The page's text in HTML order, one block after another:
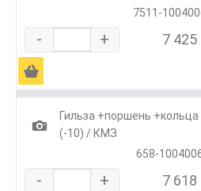
7511-
- + 7 425
Ä
1
Гильза +поршень
(-10) / КМЗ
658-
- + 7 618